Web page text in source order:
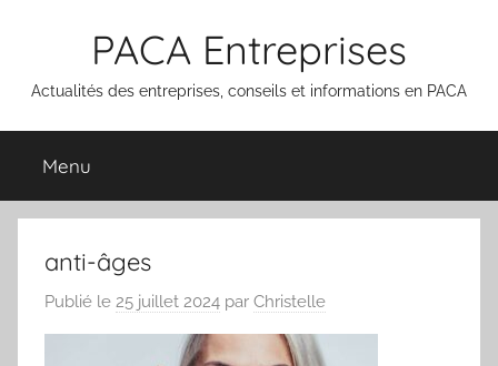
PACA Entreprises
Actualités des entreprises, conseils et informations en PACA
Menu
anti-âges
Publié le 25 juillet 2024 par Christelle